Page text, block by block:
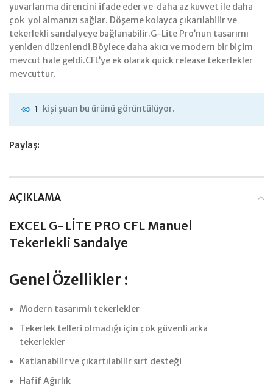
yuvarlanma direncini ifade eder ve daha az kuvvet ile daha
çok yol almanızı sağlar. Döşeme kolayca çıkarılabilir ve
tekerlekli sandalyeye bağlanabilir.G-Lite Pro’nun tasarımı
yeniden düzenlendi.Böylece daha akıcı ve modern bir biçim
mevcut hale geldi.CFL’ye ek olarak quick release tekerlekler
mevcuttur.
1 kişi şuan bu ürünü görüntülüyor.
Paylaş:
AÇIKLAMA
EXCEL G-LİTE PRO CFL Manuel
Tekerlekli Sandalye
Genel Özellikler :
Modern tasarımlı tekerlekler
Tekerlek telleri olmadığı için çok güvenli arka
tekerlekler
Katlanabilir ve çıkartılabilir sırt desteği
Hafif Ağırlık